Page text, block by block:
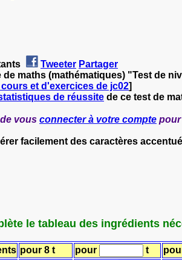
Tweeter Partager
de maths (mathématiques) "Test de
et d'exercices de jc02]
de réussite de ce test de
vous connecter à votre compte pour
facilement des caractères
le tableau des ingrédients
pour 8 t pour t